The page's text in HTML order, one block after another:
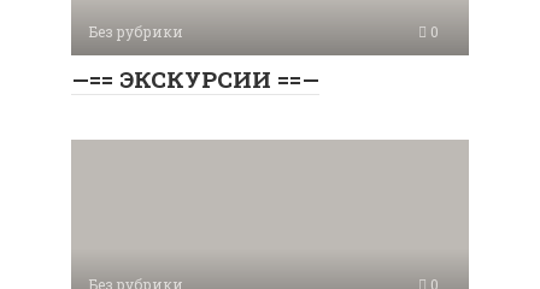
Без рубрики 0
—== ЭКСКУРСИИ ==—
Без рубрики 0